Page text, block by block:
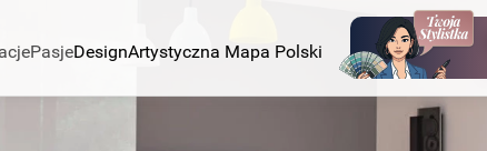
PasjeDesignArtystyczna Mapa Polski